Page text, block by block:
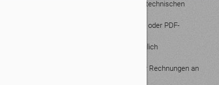
erst ab 01.01.2028. Bis dahin sollten alle technischen
gelöst sein. Die Übersendung von Papier- oder PDF-
Daten ist dann nicht mehr zulässig. Lediglich
Rechnungen von Kleinunternehmern oder Rechnungen an